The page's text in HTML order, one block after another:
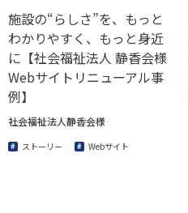
施設の“らしさ”を、もっと
わかりやすく、もっと身近
に【社会福祉法人 静香会様
Webサイトリニューアル事
例】
社会福祉法人静香会様
ストーリー Webサイト